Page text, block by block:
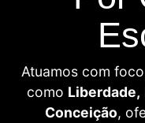
Atuamos com
como Liberdade,
Conceição,